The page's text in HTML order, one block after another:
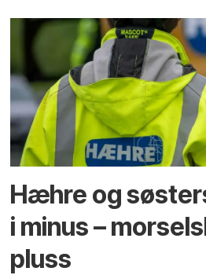
Hæhre og
i minus –
pluss